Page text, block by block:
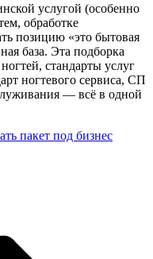
услугой (особенно
обработке
позицию «это бытовая
база. Эта подборка
стандарты услуг
ногтевого сервиса, СП
— всё в одной
пакет под бизнес